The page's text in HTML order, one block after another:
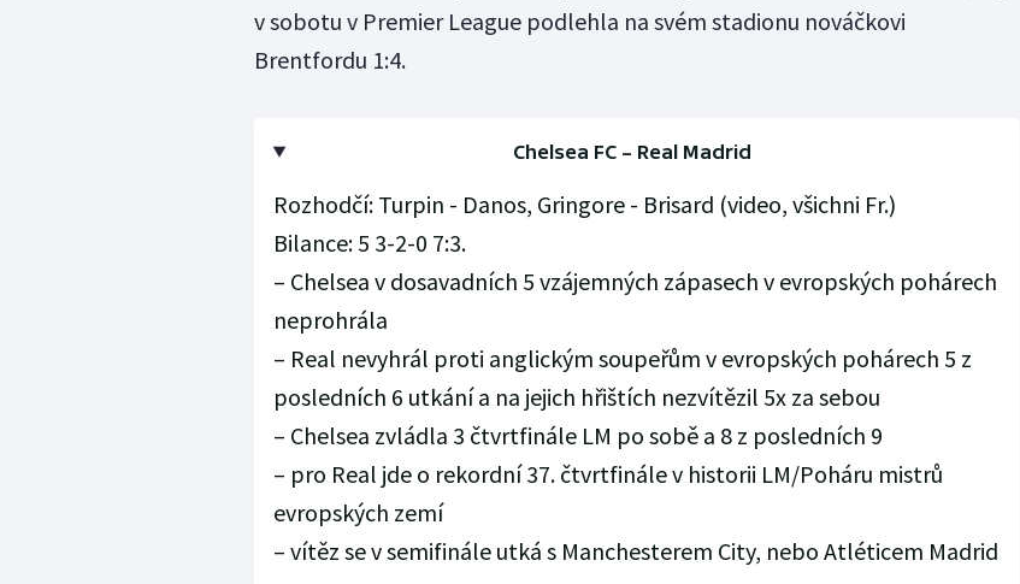
v sobotu v Premier League podlehla na svém stadionu nováčkovi
Brentfordu 1:4.
Chelsea FC – Real Madrid
Rozhodčí: Turpin - Danos, Gringore - Brisard (video, všichni Fr.)
Bilance: 5 3-2-0 7:3.
– Chelsea v dosavadních 5 vzájemných zápasech v evropských pohárech
neprohrála
– Real nevyhrál proti anglickým soupeřům v evropských pohárech 5 z
posledních 6 utkání a na jejich hřištích nezvítězil 5x za sebou
– Chelsea zvládla 3 čtvrtfinále LM po sobě a 8 z posledních 9
– pro Real jde o rekordní 37. čtvrtfinále v historii LM/Poháru mistrů
evropských zemí
– vítěz se v semifinále utká s Manchesterem City, nebo Atléticem Madrid